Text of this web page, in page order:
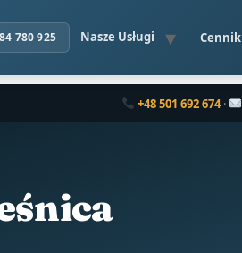
Nasze Usługi Cennik
+48 501 692 674·